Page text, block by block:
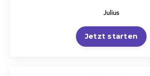
Julius
Jetzt starten